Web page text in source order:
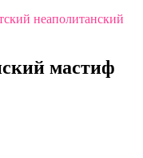
неаполитанский
мастиф